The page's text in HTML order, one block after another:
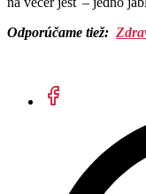
Odporúčame tiež: